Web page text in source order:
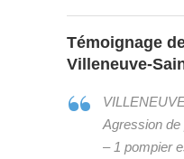
Témoignage
Villeneuve-
Agression de
– 1 pompier